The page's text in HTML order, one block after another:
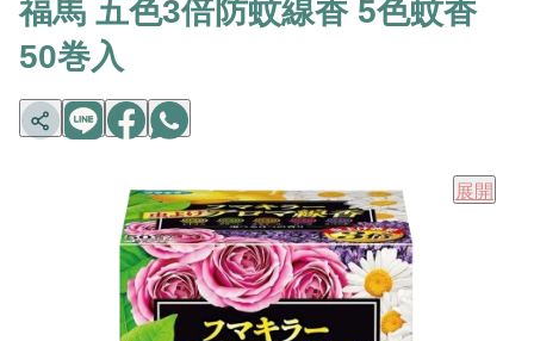
福馬 五色3倍防蚊線香 5色蚊香
50巻入
展開